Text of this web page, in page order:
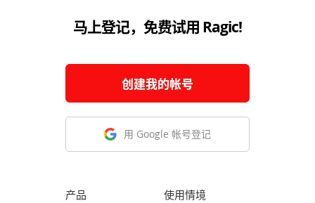
马上登记，免费试用 Ragic!
创建我的帐号
用 Google 帐号登记
产品
使用情境